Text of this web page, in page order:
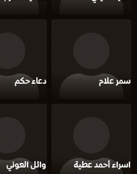
سمر علام دعاء حكم
اسراء أحمد عطية وائل العوني